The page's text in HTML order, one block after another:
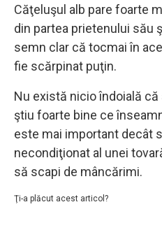
Căţeluşul alb pare foarte
din partea prietenului său
semn clar că tocmai în
fie scărpinat puţin.
Nu există nicio îndoială
ştiu foarte bine ce
este mai important decât
necondiţionat al unei
să scapi de mâncărimi.
Ţi-a plăcut acest articol?